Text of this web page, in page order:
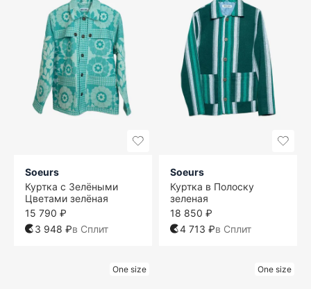
Soeurs
Куртка с Зелёными
Цветами зелёная
15 790 ₽
3 948 ₽в Сплит
Soeurs
Куртка в Полоску
зеленая
18 850 ₽
4 713 ₽в Сплит
One size One size